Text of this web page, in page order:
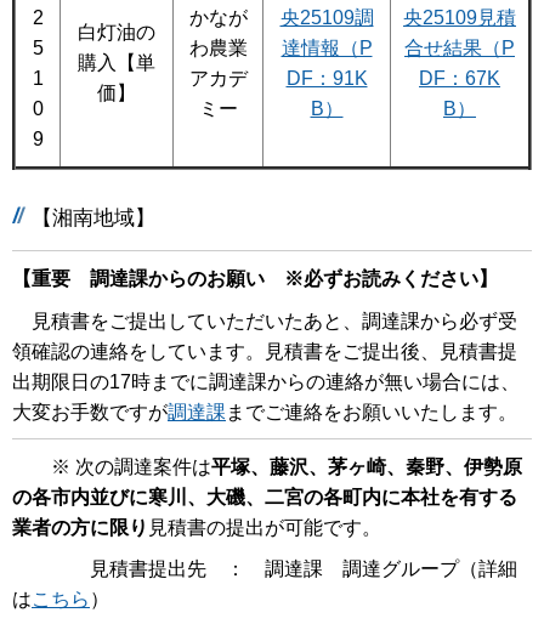
2
5
1
0
9
白灯油の
購入【単
価】
かなが
わ農業
アカデ
ミー
央25109調
達情報（P
DF：91K
B）
央25109見積
合せ結果（P
DF：67K
B）
【湘南地域】
【重要 調達課からのお願い ※必ずお読みください】
見積書をご提出していただいたあと、調達課から必ず受
領確認の連絡をしています。見積書をご提出後、見積書提
出期限日の17時までに調達課からの連絡が無い場合には、
大変お手数ですが調達課 までご連絡をお願いいたします。
※ 次の調達案件は平塚、藤沢、茅ヶ崎、秦野、伊勢原
の各市内並びに寒川、大磯、二宮の各町内に本社を有する
業者の方に限り 見積書の提出が可能です。
見積書提出先 ： 調達課 調達グループ（詳細
はこちら ）